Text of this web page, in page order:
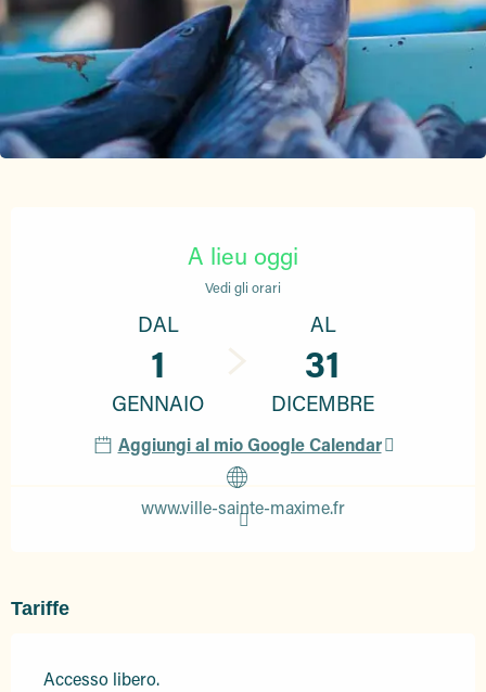
A lieu oggi
Vedi gli orari
DAL
1
GENNAIO
AL
31
DICEMBRE
Aggiungi al mio Google Calendar
www.ville-sainte-maxime.fr
Tariffe
Accesso libero.